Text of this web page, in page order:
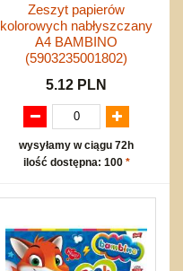
Zeszyt papierów
kolorowych nabłyszczany
A4 BAMBINO
(5903235001802)
5.12 PLN
wysyłamy w ciągu 72h
ilość dostępna: 100 *